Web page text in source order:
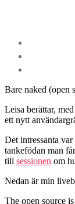
Bare naked (open
Leisa berättar,
ett nytt
Det intressanta
tankefödan man
till sessionen om
Nedan är min
The open source